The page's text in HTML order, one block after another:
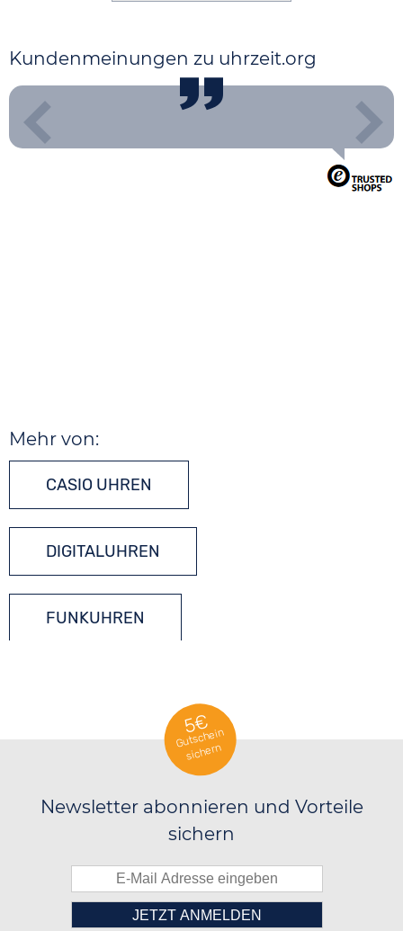
Kundenmeinungen zu uhrzeit.org
Mehr von:
CASIO UHREN
DIGITALUHREN
FUNKUHREN
5€
Gutschein
sichern
Newsletter abonnieren und Vorteile
sichern